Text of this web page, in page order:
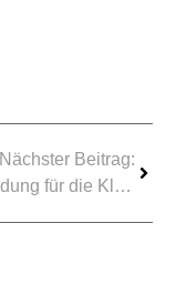
Nächster Beitrag:
Anmeldung für die Klasse 5 zum Schuljahr 2019/2020